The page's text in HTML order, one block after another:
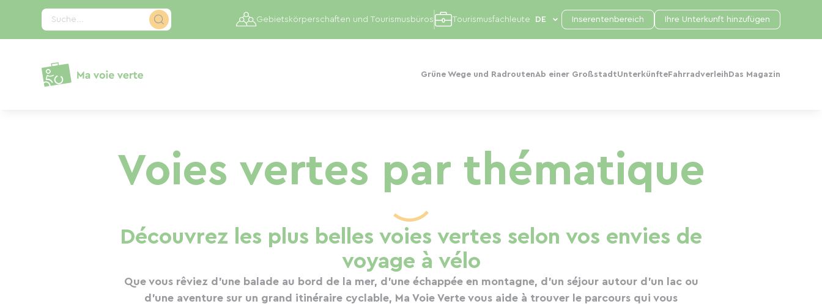
Suche...
Grüne Wege und RadroutenAb einer GroßstadtUnterkünfte Fahrradverleih Das Magazin
Gebietskörperschaften und Tourismusbüros Tourismusfachleute Inserentenbereich Ihre Unterkunft hinzufügen
Voies vertes par thématique
Découvrez les plus belles voies vertes selon vos envies de
voyage à vélo
Que vous rêviez d'une balade au bord de la mer, d'une échappée en montagne, d'un séjour autour d'un lac ou
d'une aventure sur un grand itinéraire cyclable, Ma Voie Verte vous aide à trouver le parcours qui vous
Cookie-Einstellungen